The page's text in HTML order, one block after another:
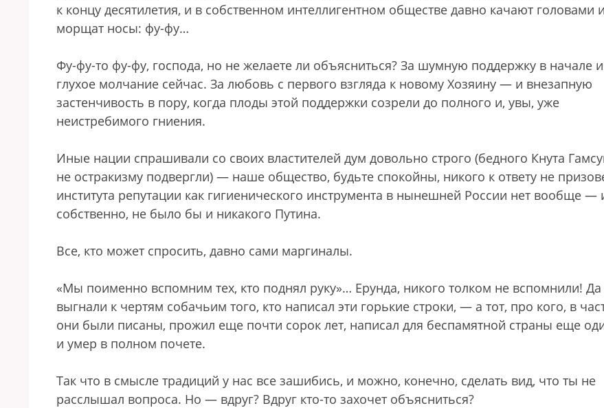
к концу десятилетия, и в собственном интеллигентном обществе давно качают головами и
морщат носы: фу-фу…
Фу-фу-то фу-фу, господа, но не желаете ли объясниться? За шумную поддержку в начале
глухое молчание сейчас. За любовь с первого взгляда к новому Хозяину — и внезапную
застенчивость в пору, когда плоды этой поддержки созрели до полного и, увы, уже
неистребимого гниения.
Иные нации спрашивали со своих властителей дум довольно строго (бедного Кнута
не остракизму подвергли) — наше общество, будьте спокойны, никого к ответу не
института репутации как гигиенического инструмента в нынешней России нет вообще —
собственно, не было бы и никакого Путина.
Все, кто может спросить, давно сами маргиналы.
«Мы поименно вспомним тех, кто поднял руку»… Ерунда, никого толком не вспомнили!
выгнали к чертям собачьим того, кто написал эти горькие строки, — а тот, про кого, в
они были писаны, прожил еще почти сорок лет, написал для беспамятной страны еще
и умер в полном почете.
Так что в смысле традиций у нас все зашибись, и можно, конечно, сделать вид, что ты не
расслышал вопроса. Но — вдруг? Вдруг кто-то захочет объясниться?